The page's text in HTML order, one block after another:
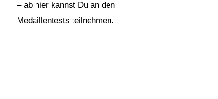
– ab hier kannst Du an den
Medaillentests teilnehmen.